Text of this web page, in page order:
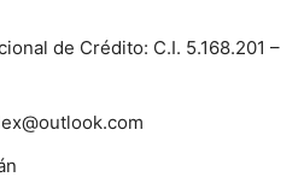
de Crédito: C.I. 5.168.201 –